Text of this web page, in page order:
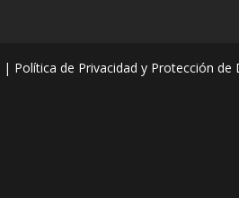
| Política de Privacidad y Protección de